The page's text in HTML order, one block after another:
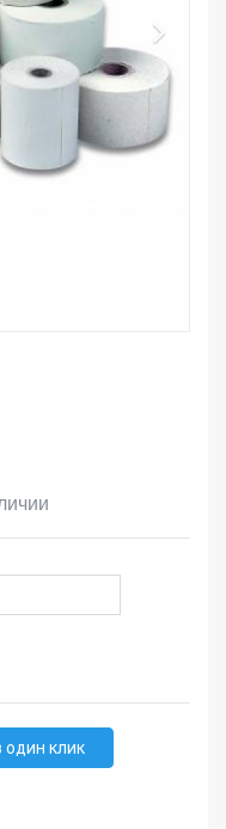
один клик